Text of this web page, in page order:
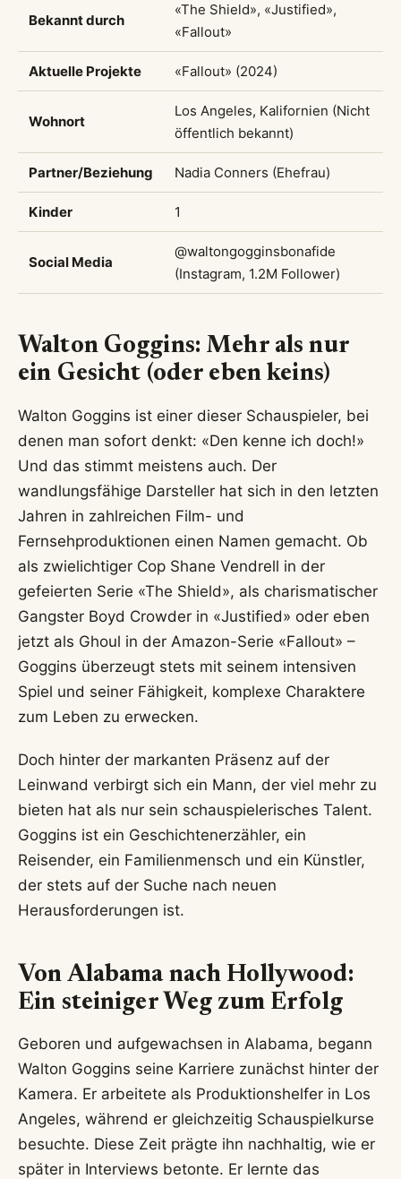
Bekannt durch
«The Shield», «Justified»,
«Fallout»
Aktuelle Projekte «Fallout» (2024)
Wohnort
Los Angeles, Kalifornien (Nicht
öffentlich bekannt)
Partner/Beziehung Nadia Conners (Ehefrau)
Kinder 1
Social Media
@waltongogginsbonafide
(Instagram, 1.2M Follower)
Walton Goggins: Mehr als nur
ein Gesicht (oder eben keins)
Walton Goggins ist einer dieser Schauspieler, bei
denen man sofort denkt: «Den kenne ich doch!»
Und das stimmt meistens auch. Der
wandlungsfähige Darsteller hat sich in den letzten
Jahren in zahlreichen Film- und
Fernsehproduktionen einen Namen gemacht. Ob
als zwielichtiger Cop Shane Vendrell in der
gefeierten Serie «The Shield», als charismatischer
Gangster Boyd Crowder in «Justified» oder eben
jetzt als Ghoul in der Amazon-Serie «Fallout» –
Goggins überzeugt stets mit seinem intensiven
Spiel und seiner Fähigkeit, komplexe Charaktere
zum Leben zu erwecken.
Doch hinter der markanten Präsenz auf der
Leinwand verbirgt sich ein Mann, der viel mehr zu
bieten hat als nur sein schauspielerisches Talent.
Goggins ist ein Geschichtenerzähler, ein
Reisender, ein Familienmensch und ein Künstler,
der stets auf der Suche nach neuen
Herausforderungen ist.
Von Alabama nach Hollywood:
Ein steiniger Weg zum Erfolg
Geboren und aufgewachsen in Alabama, begann
Walton Goggins seine Karriere zunächst hinter der
Kamera. Er arbeitete als Produktionshelfer in Los
Angeles, während er gleichzeitig Schauspielkurse
besuchte. Diese Zeit prägte ihn nachhaltig, wie er
später in Interviews betonte. Er lernte das